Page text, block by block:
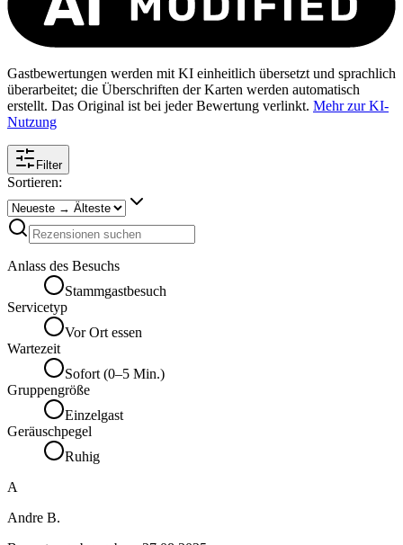
Gastbewertungen werden mit KI einheitlich übersetzt und sprachlich
überarbeitet; die Überschriften der Karten werden automatisch
erstellt. Das Original ist bei jeder Bewertung verlinkt. Mehr zur KI-
Nutzung
Filter
Sortieren:
Anlass des Besuchs
Stammgastbesuch
Servicetyp
Vor Ort essen
Wartezeit
Sofort (0–5 Min.)
Gruppengröße
Einzelgast
Geräuschpegel
Ruhig
A
Andre B.